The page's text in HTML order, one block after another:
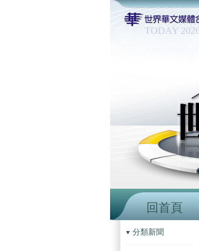
TODAY
回首頁
分類新聞